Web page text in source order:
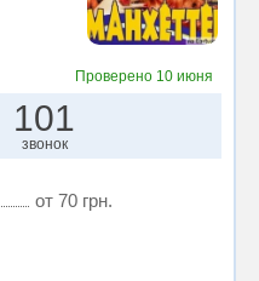
Проверено 10 июня
101
звонок
от 70 грн.